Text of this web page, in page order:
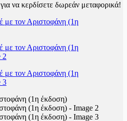
για να κερδίσετε δωρεάν μεταφορικά!